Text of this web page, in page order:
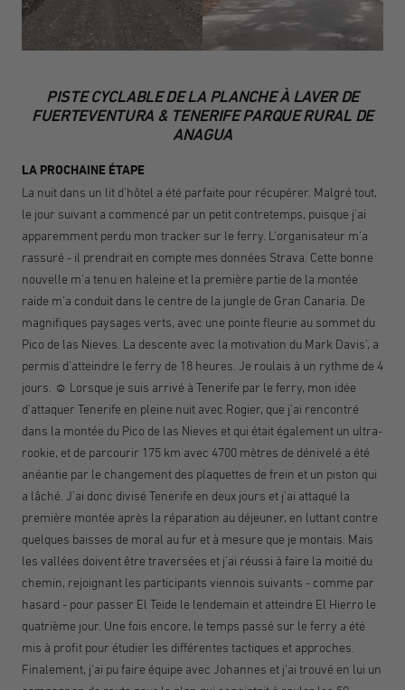
PISTE CYCLABLE DE LA PLANCHE À LAVER DE
FUERTEVENTURA & TENERIFE PARQUE RURAL DE
ANAGUA
LA PROCHAINE ÉTAPE
La nuit dans un lit d'hôtel a été parfaite pour récupérer. Malgré tout,
le jour suivant a commencé par un petit contretemps, puisque j'ai
apparemment perdu mon tracker sur le ferry. L'organisateur m'a
rassuré - il prendrait en compte mes données Strava. Cette bonne
nouvelle m'a tenu en haleine et la première partie de la montée
raide m'a conduit dans le centre de la jungle de Gran Canaria. De
magnifiques paysages verts, avec une pointe fleurie au sommet du
Pico de las Nieves. La descente avec la motivation du Mark Davis', a
permis d'atteindre le ferry de 18 heures. Je roulais à un rythme de 4
jours. ☺️ Lorsque je suis arrivé à Tenerife par le ferry, mon idée
d'attaquer Tenerife en pleine nuit avec Rogier, que j'ai rencontré
dans la montée du Pico de las Nieves et qui était également un ultra-
rookie, et de parcourir 175 km avec 4700 mètres de dénivelé a été
anéantie par le changement des plaquettes de frein et un piston qui
a lâché. J'ai donc divisé Tenerife en deux jours et j'ai attaqué la
première montée après la réparation au déjeuner, en luttant contre
quelques baisses de moral au fur et à mesure que je montais. Mais
les vallées doivent être traversées et j'ai réussi à faire la moitié du
chemin, rejoignant les participants viennois suivants - comme par
hasard - pour passer El Teide le lendemain et atteindre El Hierro le
quatrième jour. Une fois encore, le temps passé sur le ferry a été
mis à profit pour étudier les différentes tactiques et approches.
Finalement, j'ai pu faire équipe avec Johannes et j'ai trouvé en lui un